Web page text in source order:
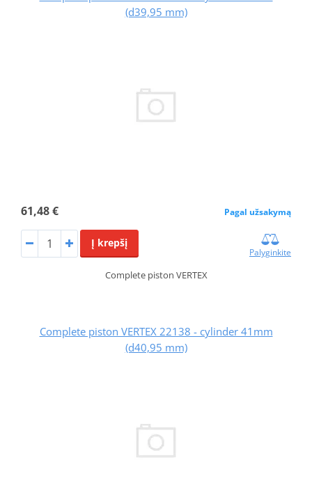
(d39,95 mm)
61,48 € Pagal užsakymą
Į krepšį
Palyginkite
Complete piston VERTEX
Complete piston VERTEX 22138 - cylinder 41mm
(d40,95 mm)